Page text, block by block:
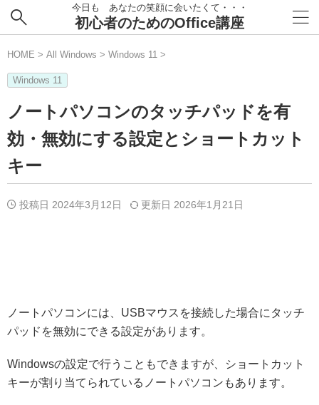
今日も あなたの笑顔に会いたくて・・・
初心者のためのOffice講座
HOME > All Windows > Windows 11 >
Windows 11
ノートパソコンのタッチパッドを有
効・無効にする設定とショートカット
キー
投稿日 2024年3月12日 更新日 2026年1月21日
ノートパソコンには、USBマウスを接続した場合にタッチ
パッドを無効にできる設定があります。
Windowsの設定で行うこともできますが、ショートカット
キーが割り当てられているノートパソコンもあります。